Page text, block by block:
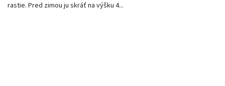
rastie. Pred zimou ju skráť na výšku 4...